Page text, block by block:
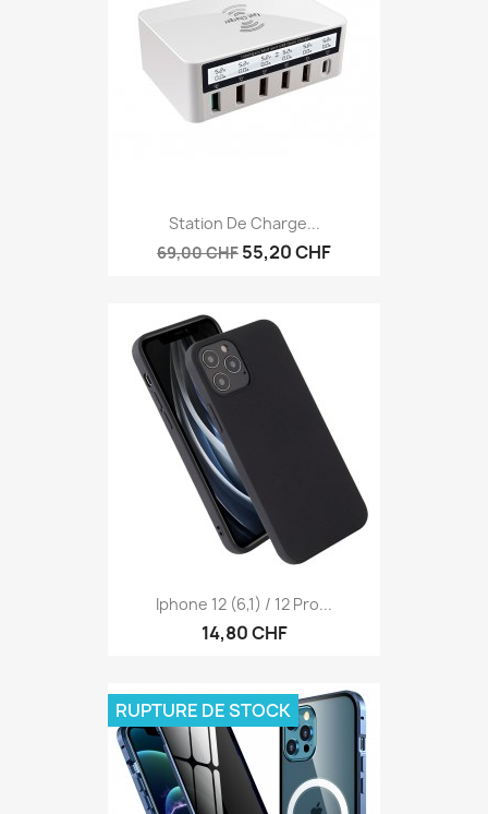
Station De Charge...
69,00 CHF 55,20 CHF
Iphone 12 (6,1) / 12 Pro...
14,80 CHF
RUPTURE DE STOCK